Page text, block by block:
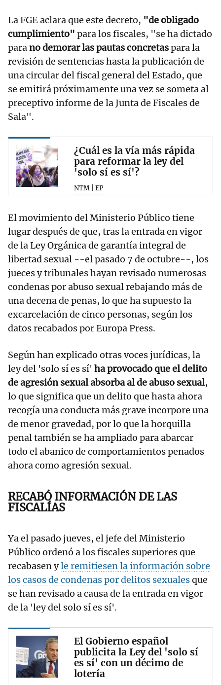
La FGE aclara que este decreto, "de obligado
cumplimiento" para los fiscales, "se ha dictado
parano demorar las pautas concretaspara la
revisión de sentencias hasta la publicación de
una circular del fiscal general del Estado, que
se emitirá próximamente una vez se someta al
preceptivo informe de la Junta de Fiscales de
Sala".
¿Cuál es la vía más rápida
para reformar la ley del
'solo sí es sí'?
NTM | EP
El movimiento del Ministerio Público tiene
lugar después de que, tras la entrada en vigor
de la Ley Orgánica de garantía integral de
libertad sexual --el pasado 7 de octubre--, los
jueces y tribunales hayan revisado numerosas
condenas por abuso sexual rebajando más de
una decena de penas, lo que ha supuesto la
excarcelación de cinco personas, según los
datos recabados por Europa Press.
Según han explicado otras voces jurídicas, la
ley del 'solo sí es sí' ha provocado que el delito
de agresión sexual absorba al de abuso sexual,
lo que significa que un delito que hasta ahora
recogía una conducta más grave incorpore una
de menor gravedad, por lo que la horquilla
penal también se ha ampliado para abarcar
todo el abanico de comportamientos penados
ahora como agresión sexual.
RECABÓ INFORMACIÓN DE LAS
FISCALÍAS
Ya el pasado jueves, el jefe del Ministerio
Público ordenó a los fiscales superiores que
recabasen yle remitiesen la información sobre
los casos de condenas por delitos sexualesque
se han revisado a causa de la entrada en vigor
de la 'ley del solo sí es sí'.
El Gobierno español
publicita la Ley del 'solo sí
es sí' con un décimo de
lotería